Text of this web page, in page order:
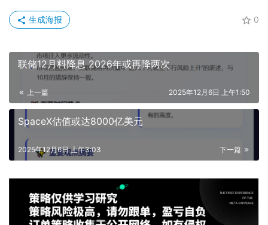
0
生成海报
联储12月料降息 2026年或再降两次
上一篇 2025年12月6日 上午1:50
SpaceX估值或达8000亿美元
下一篇
2025年12月6日 上午3:03